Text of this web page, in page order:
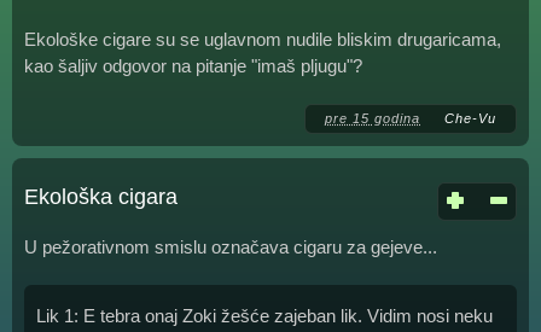
Ekološke cigare su se uglavnom nudile bliskim drugaricama,
kao šaljiv odgovor na pitanje "imaš pljugu"?
pre 15 godina Che-Vu
Ekološka cigara
U pežorativnom smislu označava cigaru za gejeve...
Lik 1: E tebra onaj Zoki žešće zajeban lik. Vidim nosi neku